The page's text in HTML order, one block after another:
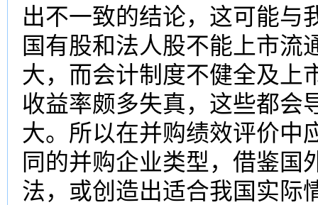
出不一致的结论，这可能与
国有股和法人股不能上市流
大，而会计制度不健全及上
收益率颇多失真，这些都会
大。所以在并购绩效评价中
同的并购企业类型，借鉴国
法，或创造出适合我国实际